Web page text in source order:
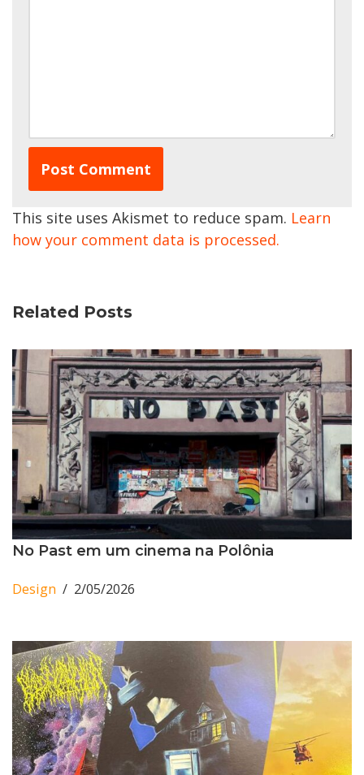
This site uses Akismet to reduce spam. Learn
how your comment data is processed.
Related Posts
No Past em um cinema na Polônia
Design 2/05/2026